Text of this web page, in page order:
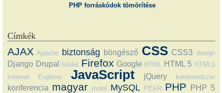
PHP forráskódok tömörítése
Címkék
AJAX Apache biztonság böngésző CSS CSS3 design
Django Drupal felület Firefox Google HTML HTML 5 HTML5
Internet Explorer
JavaScript jQuery keretrendszer
konferencia magyar mobil MySQL PEAR PHP PHP 5